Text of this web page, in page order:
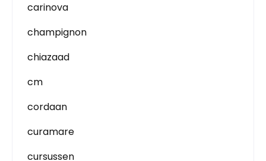
carinova
champignon
chiazaad
cm
cordaan
curamare
cursussen